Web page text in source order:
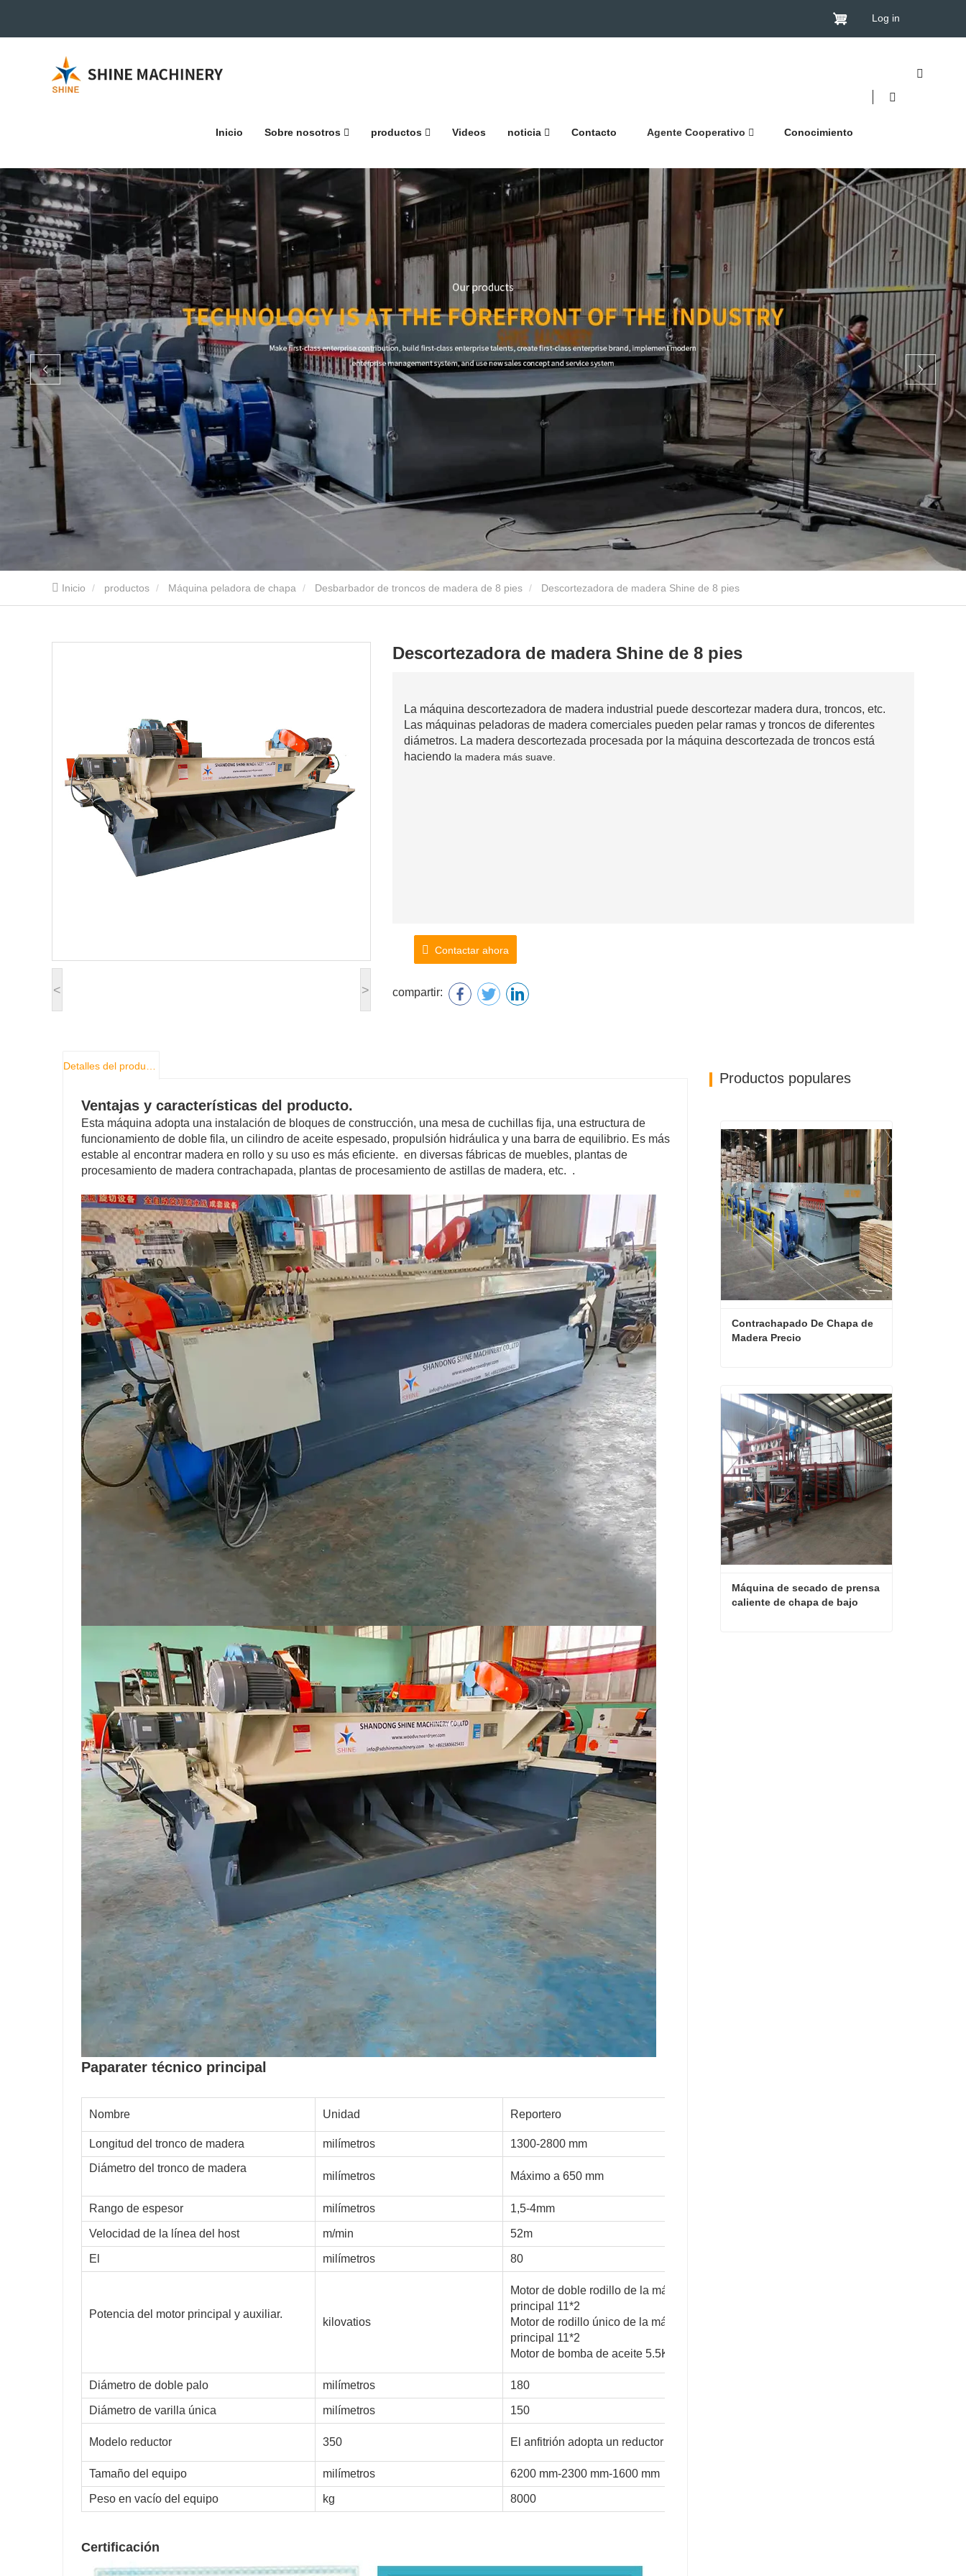
Log in
Inicio Sobre nosotros productos Videos noticia Contacto Agente Cooperativo Conocimiento
Inicio productos Máquina peladora de chapa Desbarbador de troncos de madera de 8 pies Descortezadora de madera Shine de 8 pies
< >
Descortezadora de madera Shine de 8 pies
La máquina descortezadora de madera industrial puede descortezar madera dura, troncos, etc.
Las máquinas peladoras de madera comerciales pueden pelar ramas y troncos de diferentes
diámetros. La madera descortezada procesada por la máquina descortezada de troncos está
haciendo la madera más suave.
Contactar ahora
compartir:
Detalles del producto
Ventajas y características del producto.
Esta máquina adopta una instalación de bloques de construcción, una mesa de cuchillas fija, una estructura de
funcionamiento de doble fila, un cilindro de aceite espesado, propulsión hidráulica y una barra de equilibrio. Es más
estable al encontrar madera en rollo y su uso es más eficiente. en diversas fábricas de muebles, plantas de
procesamiento de madera contrachapada, plantas de procesamiento de astillas de madera, etc. .
Paparater técnico principal
Nombre Unidad Reportero
Longitud del tronco de madera milímetros
1300-2800 mm
Diámetro del tronco de madera
milímetros Máximo a 650 mm
Rango de espesor milímetros 1,5-4mm
Velocidad de la línea del host m/min 52m
El milímetros 80
Potencia del motor principal y auxiliar.
kilovatios
Motor de doble rodillo de la máquina
principal 11*2
Motor de rodillo único de la máquina
principal 11*2
Motor de bomba de aceite 5.5KW
Diámetro de doble palo milímetros 180
Diámetro de varilla única milímetros 150
Modelo reductor 350 El anfitrión adopta un reductor ampliado.
Tamaño del equipo milímetros 6200 mm-2300 mm-1600 mm
Peso en vacío del equipo kg 8000
Certificación
Productos populares
Contrachapado De Chapa de
Madera Precio
Contactar ahora
Máquina de secado de prensa
caliente de chapa de bajo